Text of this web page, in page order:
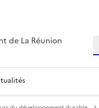
de La Réunion